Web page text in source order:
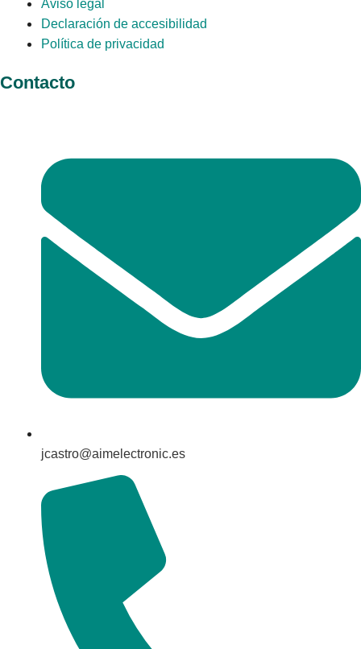
Aviso legal
Declaración de accesibilidad
Política de privacidad
Contacto
jcastro@aimelectronic.es